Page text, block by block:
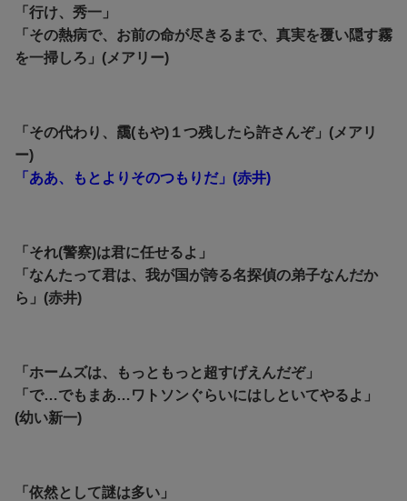
「行け、秀一」
「その熱病で、お前の命が尽きるまで、真実を覆い隠す霧
を一掃しろ」(メアリー)
「その代わり、靄(もや)１つ残したら許さんぞ」(メアリ
ー)
「ああ、もとよりそのつもりだ」(赤井)
「それ(警察)は君に任せるよ」
「なんたって君は、我が国が誇る名探偵の弟子なんだか
ら」(赤井)
「ホームズは、もっともっと超すげえんだぞ」
「で…でもまあ…ワトソンぐらいにはしといてやるよ」
(幼い新一)
「依然として謎は多い」